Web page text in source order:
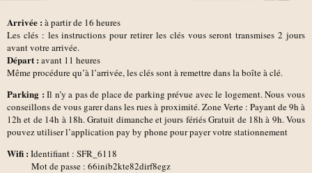
Arrivée : à partir de 16 heures
Les clés : les instructions pour retirer les clés vous seront transmises 2 jours
avant votre arrivée.
Départ : avant 11 heures
Même procédure qu’à l’arrivée, les clés sont à remettre dans la boîte à clé.
Parking : Il n’y a pas de place de parking prévue avec le logement. Nous vous
conseillons de vous garer dans les rues à proximité. Zone Verte : Payant de 9h à
12h et de 14h à 18h. Gratuit dimanche et jours fériés Gratuit de 18h à 9h. Vous
pouvez utiliser l’application pay by phone pour payer votre stationnement
Wifi : Identifiant : SFR_6118
Mot de passe : 66inib2kte82dirf8egz